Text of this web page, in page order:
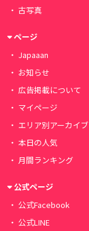
古写真
ページ
Japaaan
お知らせ
広告掲載について
マイページ
エリア別アーカイブ
本日の人気
月間ランキング
公式ページ
公式Facebook
公式LINE